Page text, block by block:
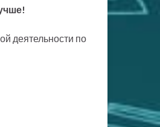
деятельности по